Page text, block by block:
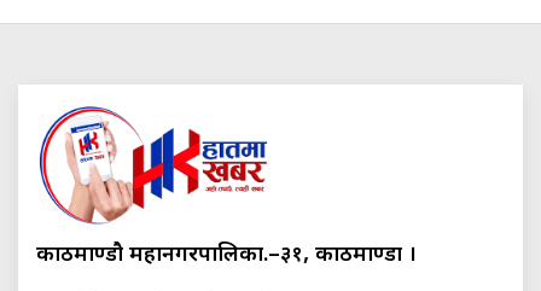
काठमाण्डौ महानगरपालिका.–३१, काठमाण्डौं ।